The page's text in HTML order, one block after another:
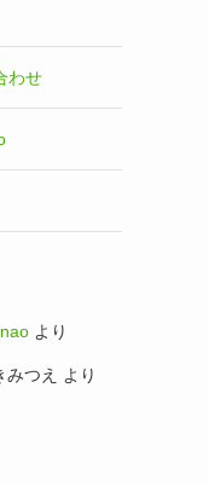
わせ
より
みつえ より